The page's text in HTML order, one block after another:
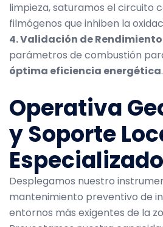
limpieza, saturamos el circuito
filmógenos que inhiben la
4. Validación de
parámetros de combustión
óptima eficiencia energética.
Operativa
y Soporte
Especializado
Desplegamos nuestro
mantenimiento preventivo de
entornos más exigentes de la